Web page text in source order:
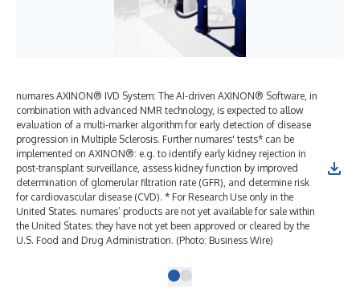
numares AXINON® IVD System: The AI-driven AXINON® Software, in
combination with advanced NMR technology, is expected to allow
evaluation of a multi-marker algorithm for early detection of disease
progression in Multiple Sclerosis. Further numares' tests* can be
implemented on AXINON®: e.g. to identify early kidney rejection in
post-transplant surveillance, assess kidney function by improved
determination of glomerular filtration rate (GFR), and determine risk
for cardiovascular disease (CVD). * For Research Use only in the
United States. numares’ products are not yet available for sale within
the United States; they have not yet been approved or cleared by the
U.S. Food and Drug Administration. (Photo: Business Wire)